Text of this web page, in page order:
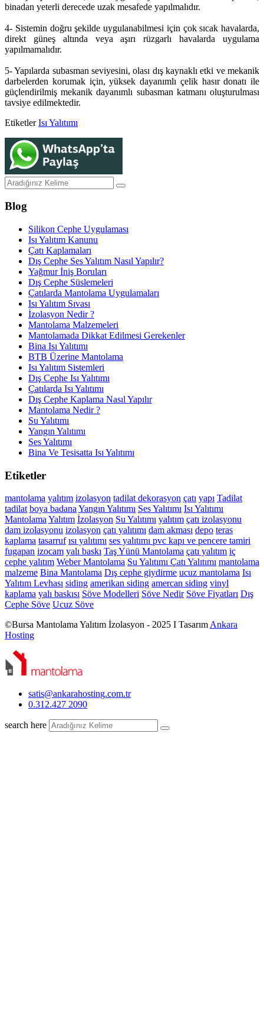
binadan yeterli derecede uzak mesafede yapılmalıdır.
4- Sistemin doğru şekilde uygulanabilmesi için çok sıcak havalarda,
direkt güneş altında veya aşırı rüzgarlı havalarda uygulama
yapılmamalıdır.
5- Yapılarda subasman seviyesini, olası dış kaynaklı etki ve mekanik
darbelerden korumak için, yüksek dayanımlı çelik hasır donatı ile
güçlendirilmiş mekanik dayanımlı subasman katmanı oluşturulması
tavsiye edilmektedir.
Etiketler Isı Yalıtımı
Blog
Silikon Cephe Uygulaması
Isı Yalıtım Kanunu
Çatı Kaplamaları
Dış Cephe Ses Yalıtım Nasıl Yapılır?
Yağmur İniş Boruları
Dış Cephe Süslemeleri
Çatılarda Mantolama Uygulamaları
Isı Yalıtım Sıvası
İzolasyon Nedir ?
Mantolama Malzemeleri
Mantolamada Dikkat Edilmesi Gerekenler
Bina Isı Yalıtımı
BTB Üzerine Mantolama
Isı Yalıtım Sistemleri
Dış Cephe Isı Yalıtımı
Çatılarda Isı Yalıtımı
Dış Cephe Kaplama Nasıl Yapılır
Mantolama Nedir ?
Su Yalıtımı
Yangın Yalıtımı
Ses Yalıtımı
Bina Ve Tesisatta Isı Yalıtımı
Etiketler
mantolama yalıtım izolasyon tadilatdekorasyon çatı yapı Tadilat
tadilat boya badanaYangın Yalıtımı Ses Yalıtımı Isı Yalıtımı
MantolamaYalıtım İzolasyon Su Yalıtımı yalıtım çatı izolasyonu
dam izolasyonu izolasyon çatı yalıtımı dam akması depo teras
kaplama tasarruf ısı yalıtımı ses yalıtımı pvc kapı ve pencere tamiri
fugapan izocam yalı baskı Taş Yünü Mantolama çatı yalıtım iç
cephe yalıtım Weber Mantolama Su Yalıtımı Çatı Yalıtımı mantolama
malzeme Bina Mantolama Dış cephe giydirme ucuz mantolama Isı
Yalıtım Levhası siding amerikan siding amercan siding vinyl
kaplama yalı baskısı Söve Modelleri Söve Nedir Söve Fiyatları Dış
Cephe Söve Ucuz Söve
©Bursa Mantolama Yalıtım İzolasyon - 2025 I TasarımAnkara
Hosting
satis@ankarahosting.com.tr
0.312.427 2090
search here